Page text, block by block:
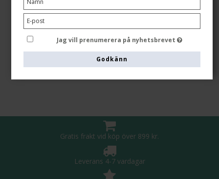
SEK 260,00
Visa produkten
Jag vill prenumerera på nyhetsbrevet
Godkänn
Gratis frakt vid köp över 899 kr.
Leverans 4-7 vardagar